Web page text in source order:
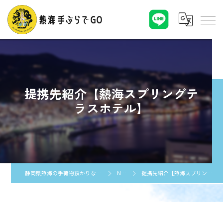
提携先紹介【熱海スプリングテ
ラスホテル】
静岡県熱海の手荷物預かりなら熱海手ぶらでGO NEWS 提携先紹介【熱海スプリングテラスホテル】